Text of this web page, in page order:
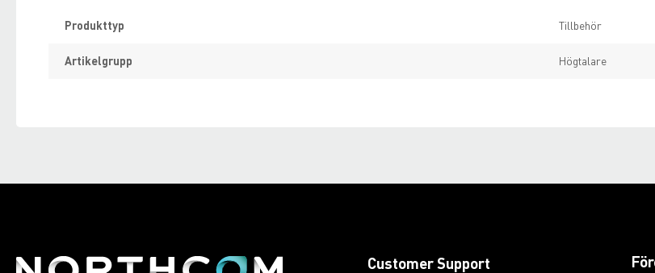
Produkttyp Tillbehör
Artikelgrupp Högtalare
Customer Support